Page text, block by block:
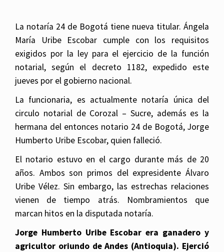
La notaría 24 de Bogotá tiene nueva titular. Ángela
María Uribe Escobar cumple con los requisitos
exigidos por la ley para el ejercicio de la función
notarial, según el decreto 1182, expedido este
jueves por el gobierno nacional.
La funcionaria, es actualmente notaría única del
circulo notarial de Corozal – Sucre, además es la
hermana del entonces notario 24 de Bogotá, Jorge
Humberto Uribe Escobar, quien falleció.
El notario estuvo en el cargo durante más de 20
años. Ambos son primos del expresidente Álvaro
Uribe Vélez. Sin embargo, las estrechas relaciones
vienen de tiempo atrás. Nombramientos que
marcan hitos en la disputada notaría.
Jorge Humberto Uribe Escobar era ganadero y
agricultor oriundo de Andes (Antioquia). Ejerció